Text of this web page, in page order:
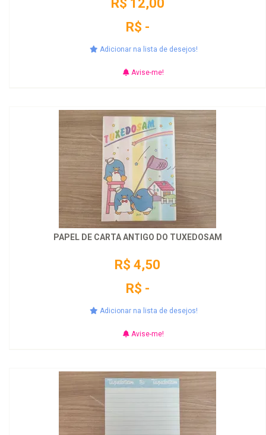
R$ 12,00
R$ -
Adicionar na lista de desejos!
Avise-me!
PAPEL DE CARTA ANTIGO DO TUXEDOSAM
R$ 4,50
R$ -
Adicionar na lista de desejos!
Avise-me!